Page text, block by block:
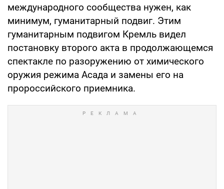
международного сообщества нужен, как
минимум, гуманитарный подвиг. Этим
гуманитарным подвигом Кремль видел
постановку второго акта в продолжающемся
спектакле по разоружению от химического
оружия режима Асада и замены его на
пророссийского приемника.